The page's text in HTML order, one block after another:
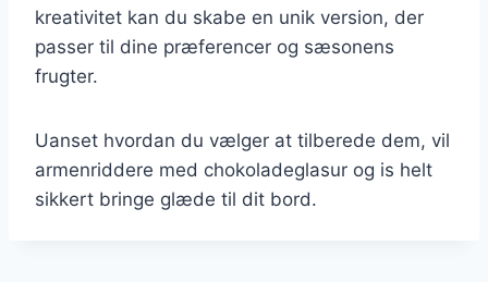
kreativitet kan du skabe en unik version, der
passer til dine præferencer og sæsonens
frugter.
Uanset hvordan du vælger at tilberede dem, vil
armenriddere med chokoladeglasur og is helt
sikkert bringe glæde til dit bord.